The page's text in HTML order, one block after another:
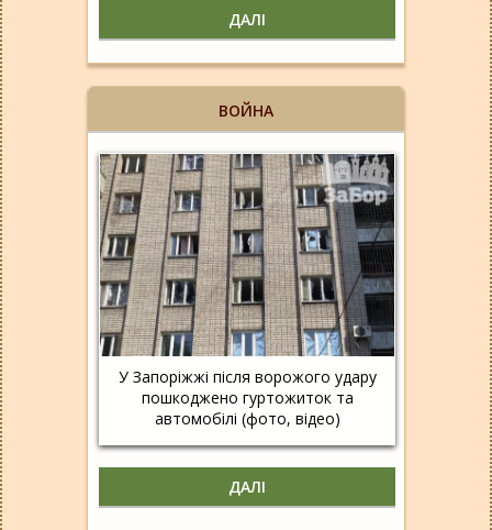
ДАЛІ
ВОЙНА
У Запоріжжі після ворожого удару
пошкоджено гуртожиток та
автомобілі (фото, відео)
ДАЛІ